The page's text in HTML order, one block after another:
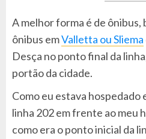
A melhor forma é de
ônibus emValletta ou Sliema
Desça no ponto final da
portão da cidade.
Como eu estava hospedado
linha 202 em frente ao meu
como era o ponto inicial da